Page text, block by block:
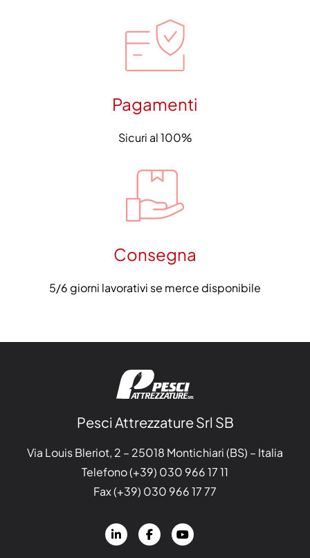
Pagamenti
Sicuri al 100%
Consegna
5/6 giorni lavorativi se merce disponibile
Pesci Attrezzature Srl SB
Via Louis Bleriot, 2 – 25018 Montichiari (BS) – Italia
Telefono (+39) 030 966 17 11
Fax (+39) 030 966 17 77